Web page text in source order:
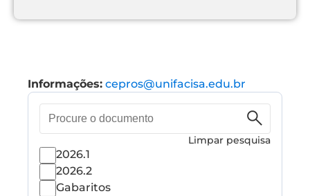
Informações: cepros@unifacisa.edu.br
de
Limpar pesquisa
2026.1
2026.2
Gabaritos